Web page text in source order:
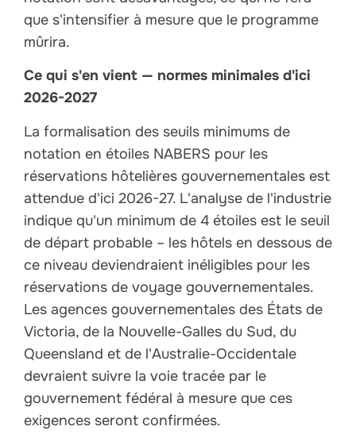
que s'intensifier à mesure que le programme
mûrira.
Ce qui s'en vient — normes minimales d'ici
2026-2027
La formalisation des seuils minimums de
notation en étoiles NABERS pour les
réservations hôtelières gouvernementales est
attendue d'ici 2026-27. L'analyse de l'industrie
indique qu'un minimum de 4 étoiles est le seuil
de départ probable – les hôtels en dessous de
ce niveau deviendraient inéligibles pour les
réservations de voyage gouvernementales.
Les agences gouvernementales des États de
Victoria, de la Nouvelle-Galles du Sud, du
Queensland et de l'Australie-Occidentale
devraient suivre la voie tracée par le
gouvernement fédéral à mesure que ces
exigences seront confirmées.